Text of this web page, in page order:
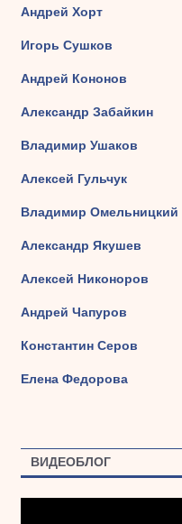
Андрей Хорт
Игорь Сушков
Андрей Кононов
Александр Забайкин
Владимир Ушаков
Алексей Гульчук
Владимир Омельницкий
Александр Якушев
Алексей Никоноров
Андрей Чапуров
Константин Серов
Елена Федорова
ВИДЕОБЛОГ